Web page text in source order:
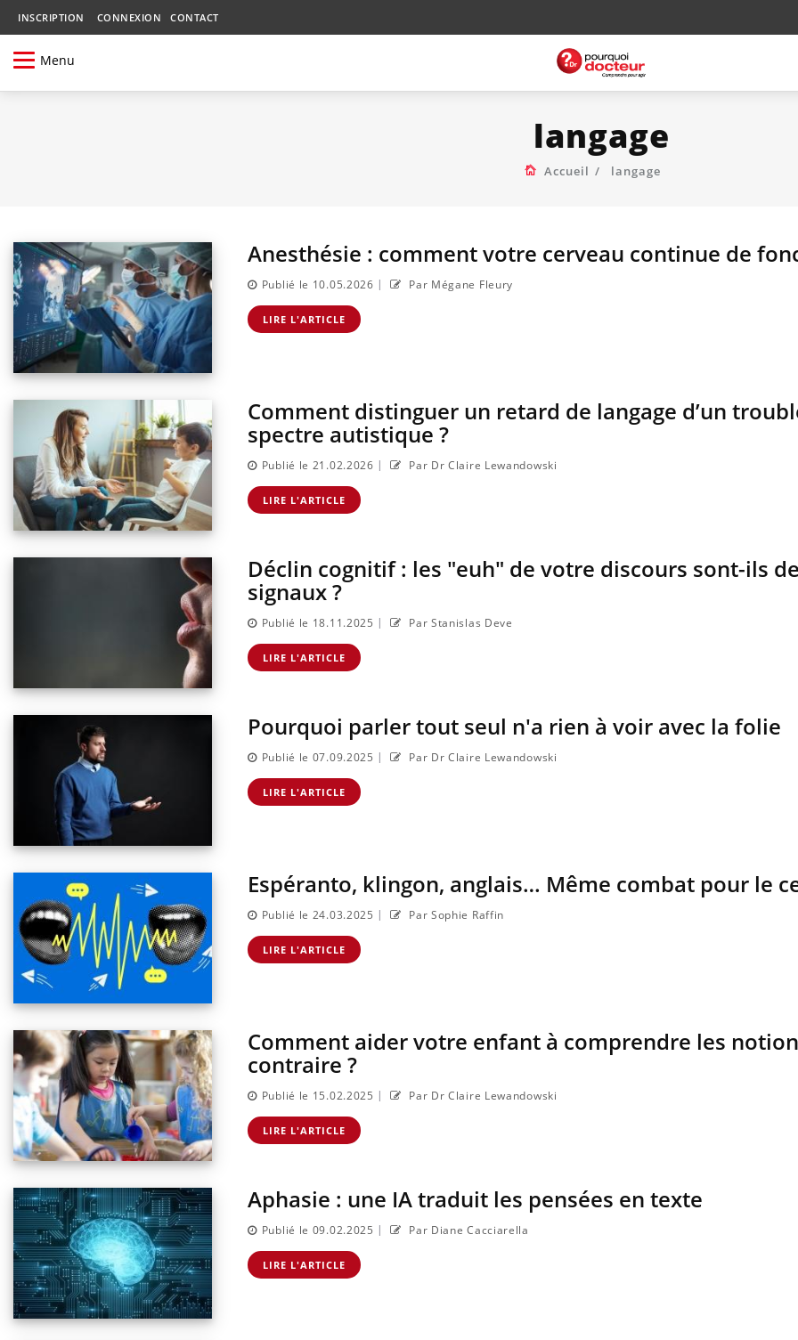
INSCRIPTION CONNEXION CONTACT
Menu
langage
Accueil langage
Anesthésie : comment votre cerveau continue de
Publié le 10.05.2026 | Par Mégane Fleury
LIRE L'ARTICLE
Comment distinguer un retard de langage d’un
spectre autistique ?
Publié le 21.02.2026 | Par Dr Claire Lewandowski
LIRE L'ARTICLE
Déclin cognitif : les "euh" de votre discours sont-ils
signaux ?
Publié le 18.11.2025 | Par Stanislas Deve
LIRE L'ARTICLE
Pourquoi parler tout seul n'a rien à voir avec la folie
Publié le 07.09.2025 | Par Dr Claire Lewandowski
LIRE L'ARTICLE
Espéranto, klingon, anglais… Même combat pour le
Publié le 24.03.2025 | Par Sophie Raffin
LIRE L'ARTICLE
Comment aider votre enfant à comprendre les
contraire ?
Publié le 15.02.2025 | Par Dr Claire Lewandowski
LIRE L'ARTICLE
Aphasie : une IA traduit les pensées en texte
Publié le 09.02.2025 | Par Diane Cacciarella
LIRE L'ARTICLE
: une
aurait
au Pays
Chikungunya, dengue,
West Nile : que se passe-t-
il dans le sud de la France ?
Les médicaments GLP-1
protègent-ils aussi les os ?
Cytomégalovirus : ce qui
VIH : la fin du comprimé
tous les jours se profile-t-
Le
la